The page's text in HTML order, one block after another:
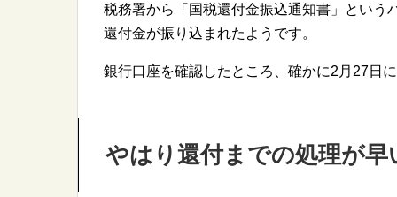
税務署から「国税還付金振込通知書」という
還付金が振り込まれたようです。
銀行口座を確認したところ、確かに2月27日
やはり還付までの処理が早